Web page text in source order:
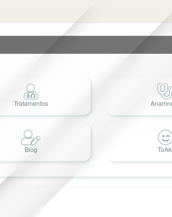
Tratamentos
Blog ToAki